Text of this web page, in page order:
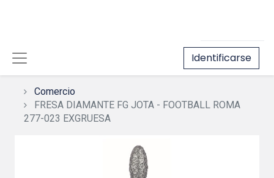
Identificarse
Comercio
FRESA DIAMANTE FG JOTA - FOOTBALL ROMA
277-023 EXGRUESA